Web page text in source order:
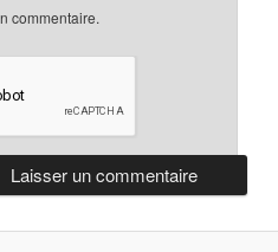
commentaire.